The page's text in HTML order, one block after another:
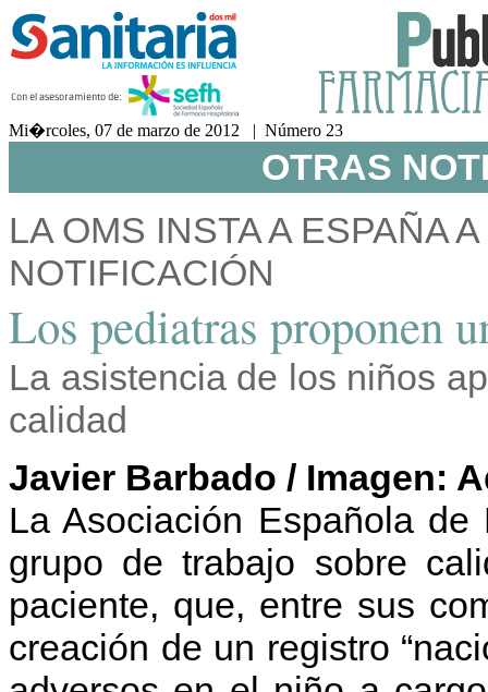
Mi�rcoles, 07 de marzo de 2012 | Número 23
OTRAS
LA OMS INSTA A ESPAÑA
NOTIFICACIÓN
Los pediatras proponen
La asistencia de los niños
calidad
Javier Barbado / Imagen:
La Asociación Española
grupo de trabajo sobre
paciente, que, entre sus
creación de un registro